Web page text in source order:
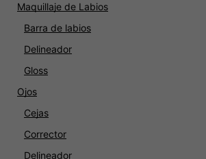
Maquillaje de Labios
Barra de labios
Delineador
Gloss
Ojos
Cejas
Corrector
Delineador